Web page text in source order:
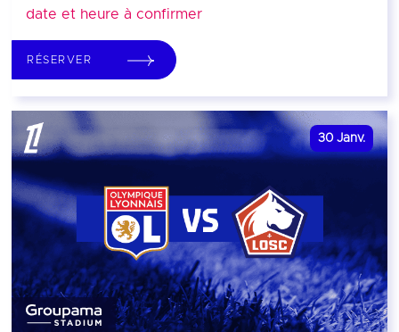
date et heure à confirmer
RÉSERVER
30 Janv.